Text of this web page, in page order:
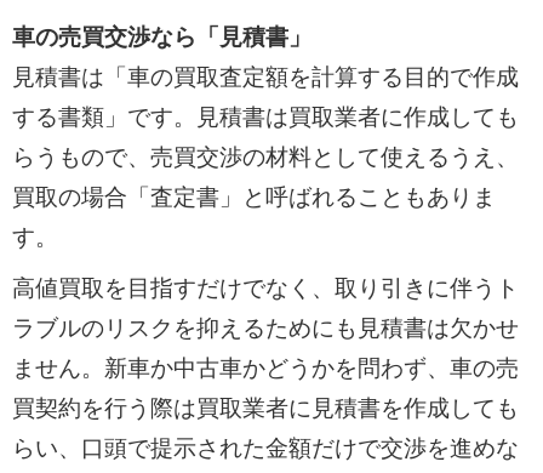
車の売買交渉なら「見積書」
見積書は「車の買取査定額を計算する目的で作成
する書類」です。見積書は買取業者に作成しても
らうもので、売買交渉の材料として使えるうえ、
買取の場合「査定書」と呼ばれることもありま
す。
高値買取を目指すだけでなく、取り引きに伴うト
ラブルのリスクを抑えるためにも見積書は欠かせ
ません。新車か中古車かどうかを問わず、車の売
買契約を行う際は買取業者に見積書を作成しても
らい、口頭で提示された金額だけで交渉を進めな